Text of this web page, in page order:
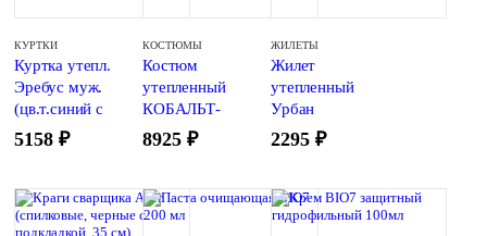
КУРТКИ
Куртка утепл.
Эребус муж.
(цв.т.синий с
сер.кокеткой, тк.
5158 ₽
КОСТЮМЫ
Костюм
утепленный
КОБАЛЬТ-
Сириус
темно-
коричневым)
8925 ₽
ЖИЛЕТЫ
Жилет
утепленный
Урбан
(васильковый с
капюшоном ЧЗ
2295 ₽